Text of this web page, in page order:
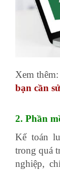
Xem thêm:
bạn cần
2. Phần
Kế toán
trong quá
nghiệp,